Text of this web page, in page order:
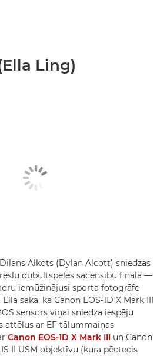
Ling)
Alkots (Dylan Alcott) sniedzas
dubultspēles sacensību finālā —
iemūžinājusi sporta fotogrāfe
saka, ka Canon EOS-1D X Mark III
sensors viņai sniedza iespēju
attēlus ar EF tālummaiņas
Canon EOS-1D X Mark III un Canon
II USM objektīvu (kura pēctecis